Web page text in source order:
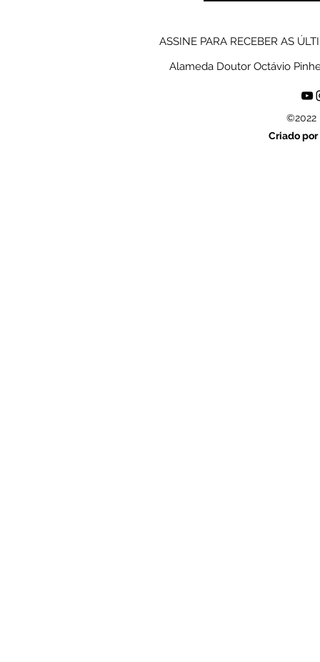
ASSINE PARA RECEBER AS
Alameda Doutor Octávio
©2022
Criado por